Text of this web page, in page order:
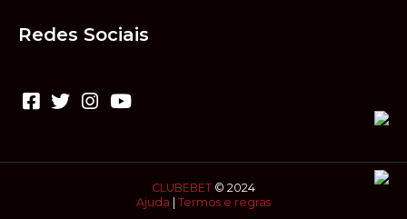
não o faça sem precauções e sem possuir a devida
poderão causar danos. Consultai por isso sempre um
(médium) conhecedor, quando se trata de fazer trabalhos
Redes Sociais
CLUBEBET © 2024
Ajuda
Termos e regras